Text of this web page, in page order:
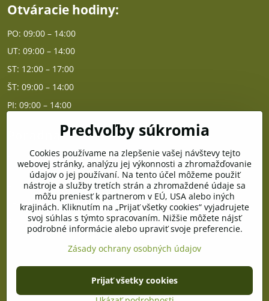
Otváracie hodiny:
PO: 09:00 – 14:00
UT: 09:00 – 14:00
ST: 12:00 – 17:00
ŠT: 09:00 – 14:00
PI: 09:00 – 14:00
PO - PIA od 10:00 do 14:00
Telefón poradňa:
+421 903 996 513
E-mail:
poradna@pramenzdravia.sk
©2026Copyright
Predvoľby súkromiaZásady ochrany osobných údajov
Stav objednávky
Predvoľby súkromia
Cookies používame na zlepšenie vašej návštevy tejto
webovej stránky, analýzu jej výkonnosti a zhromažďovanie
údajov o jej používaní. Na tento účel môžeme použiť
nástroje a služby tretích strán a zhromaždené údaje sa
môžu preniesť k partnerom v EÚ, USA alebo iných
krajinách. Kliknutím na „Prijať všetky cookies“ vyjadrujete
svoj súhlas s týmto spracovaním. Nižšie môžete nájsť
podrobné informácie alebo upraviť svoje preferencie.
Zásady ochrany osobných údajov
Prijať všetky cookies